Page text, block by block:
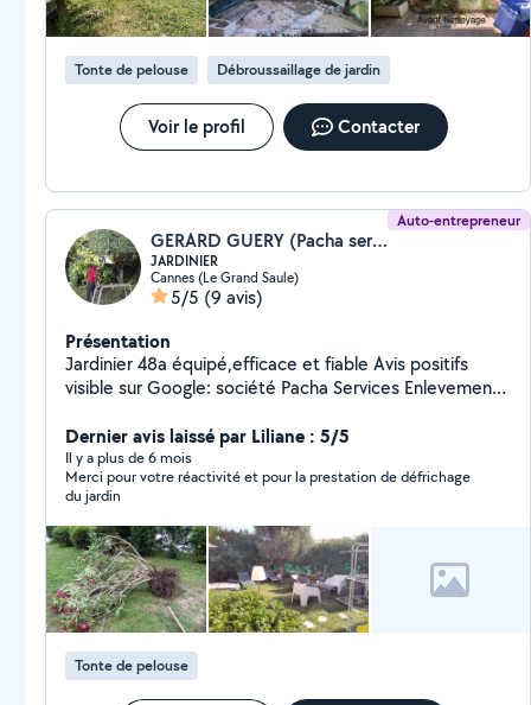
mis en place par l'Urssaf, qui permet donc la déduction
immédiate du crédit d'impôt de 50% lors du paiement
d'une facture de services à la personne. Ce qui vous
permettra de ne payer que la moitié de votre facture.
Tonte de pelouse Débroussaillage de jardin
Voir le profil Contacter
Auto-entrepreneur
GERARD GUERY (Pacha services jardin)
JARDINIER
Cannes (Le Grand Saule)
5/5 (9 avis)
Présentation
Jardinier 48a équipé,efficace et fiable Avis positifs
visible sur Google: société Pacha Services Enlevements
énormes)
Dernier avis laissé par Liliane : 5/5
Il y a plus de 6 mois
Merci pour votre réactivité et pour la prestation de défrichage
du jardin
Tonte de pelouse